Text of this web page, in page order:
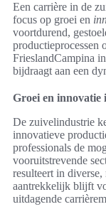
Een carrière in de
focus op groei en
voortdurend,
productieprocessen
FrieslandCampina
bijdraagt aan een
Groei en innovatie
De zuivelindustrie
innovatieve
professionals de
vooruitstrevende
resulteert in
aantrekkelijk blijft
uitdagende